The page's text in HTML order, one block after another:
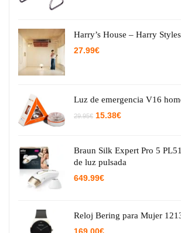
Harry’s House – Harry
27.99€
Luz de emergencia V16
29.95€ El
29.95€.
15.38€El
15.38€.
Braun Silk Expert Pro 5
de luz pulsada
649.99€
Reloj Bering para Mujer